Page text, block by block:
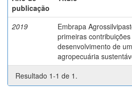
publicação
2019
Embrapa
primeiras
desenvolvimento de
agropecuária
Resultado 1-1 de 1.